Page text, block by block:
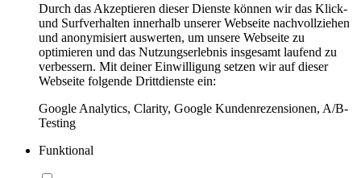
Durch das Akzeptieren dieser Dienste können wir das Klick-
und Surfverhalten innerhalb unserer Webseite nachvollziehen
und anonymisiert auswerten, um unsere Webseite zu
optimieren und das Nutzungserlebnis insgesamt laufend zu
verbessern. Mit deiner Einwilligung setzen wir auf dieser
Webseite folgende Drittdienste ein:
Google Analytics, Clarity, Google Kundenrezensionen, A/B-
Testing
Funktional